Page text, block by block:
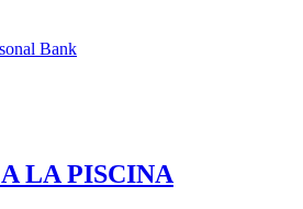
LA PISCINA